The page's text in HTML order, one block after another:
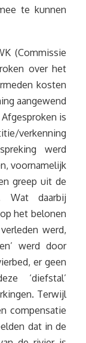
te kunnen
(Commissie
over het
kosten
aangewend
is
verkenning
werd
voornamelijk
greep uit de
Wat daarbij
het belonen
werd,
werd door
er geen
‘diefstal’
Terwijl
compensatie
dat in de